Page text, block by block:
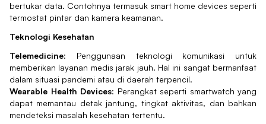
bertukar data. Contohnya termasuk smart home devices seperti
termostat pintar dan kamera keamanan.
Teknologi Kesehatan
Telemedicine: Penggunaan teknologi komunikasi untuk
memberikan layanan medis jarak jauh. Hal ini sangat bermanfaat
dalam situasi pandemi atau di daerah terpencil.
Wearable Health Devices: Perangkat seperti smartwatch yang
dapat memantau detak jantung, tingkat aktivitas, dan bahkan
mendeteksi masalah kesehatan tertentu.